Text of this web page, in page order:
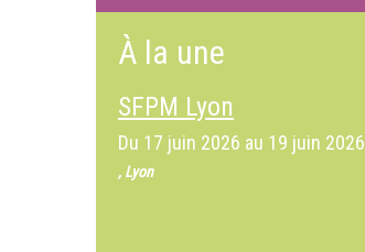
À la une
SFPM Lyon
Du 17 juin 2026 au 19 juin 2026
, Lyon